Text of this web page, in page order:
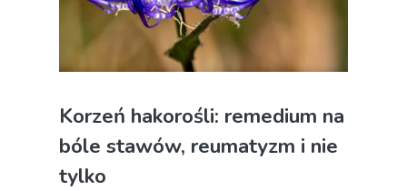
Korzeń hakorośli: remedium na
bóle stawów, reumatyzm i nie
tylko